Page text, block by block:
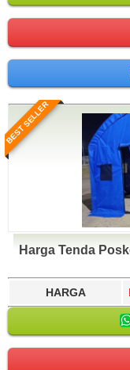
BEST SELLER
Harga Tenda
HARGA